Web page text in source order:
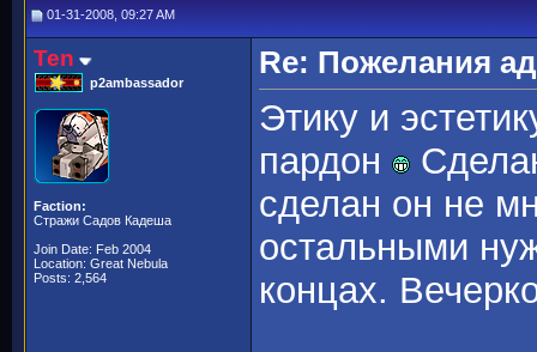
01-31-2008, 09:27 AM
Ten
p2ambassador
Faction:
Стражи Садов Кадеша
Join Date: Feb 2004
Location: Great Nebula
Posts: 2,564
Re: Пожелания
Этику и
пардон
сделан он не
остальными
концах.